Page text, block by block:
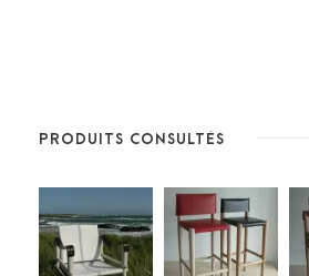
PRODUITS CONSULTÉS